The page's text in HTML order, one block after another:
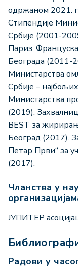
одржаном 2021.
Стипендије
Србије (2001-
Париз,
Београда (2011-
Министарства
Србије –
Министарства
(2019).
BEST за
Београд (2017).
Петар Први“ за
(2017).
Чланства у научним и стручним
ЈУПИТЕР
Радови у